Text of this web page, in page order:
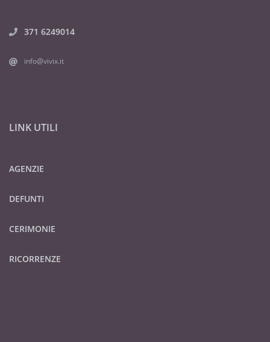
371 6249014
info@vivix.it
LINK UTILI
AGENZIE
DEFUNTI
CERIMONIE
RICORRENZE